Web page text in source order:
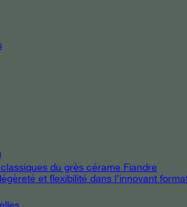
du grès cérame Fiandre
et flexibilité dans l’innovant